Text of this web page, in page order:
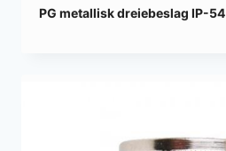
PG metallisk dreiebeslag IP-54